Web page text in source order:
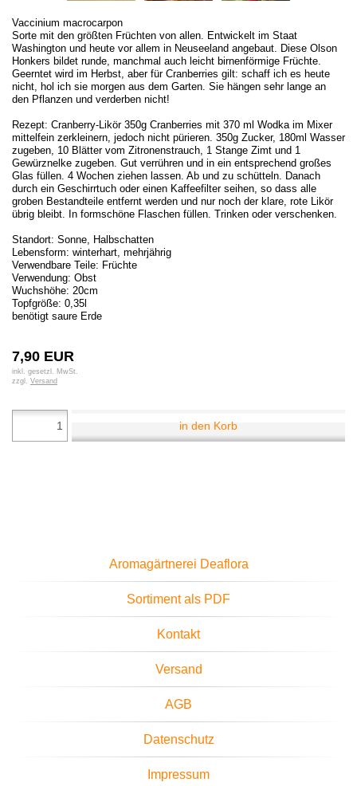
Vaccinium macrocarpon
Sorte mit den größten Früchten von allen. Entwickelt im Staat
Washington und heute vor allem in Neuseeland angebaut. Diese Olson
Honkers bildet runde, manchmal auch leicht birnenförmige Früchte.
Geerntet wird im Herbst, aber für Cranberries gilt: schaff ich es heute
nicht, hol ich sie morgen aus dem Garten. Sie hängen sehr lange an
den Pflanzen und verderben nicht!
Rezept: Cranberry-Likör 350g Cranberries mit 370 ml Wodka im Mixer
mittelfein zerkleinern, jedoch nicht pürieren. 350g Zucker, 180ml Wasser
zugeben, 10 Blätter vom Zitronenstrauch, 1 Stange Zimt und 1
Gewürznelke zugeben. Gut verrühren und in ein entsprechend großes
Glas füllen. 4 Wochen ziehen lassen. Ab und zu schütteln. Danach
durch ein Geschirrtuch oder einen Kaffeefilter seihen, so dass alle
groben Bestandteile entfernt werden und nur noch der klare, rote Likör
übrig bleibt. In formschöne Flaschen füllen. Trinken oder verschenken.
Standort: Sonne, Halbschatten
Lebensform: winterhart, mehrjährig
Verwendbare Teile: Früchte
Verwendung: Obst
Wuchshöhe: 20cm
Topfgröße: 0,35l
benötigt saure Erde
7,90 EUR
inkl. gesetzl. MwSt.
zzgl. Versand
in den Korb
Aromagärtnerei Deaflora
Sortiment als PDF
Kontakt
Versand
AGB
Datenschutz
Impressum